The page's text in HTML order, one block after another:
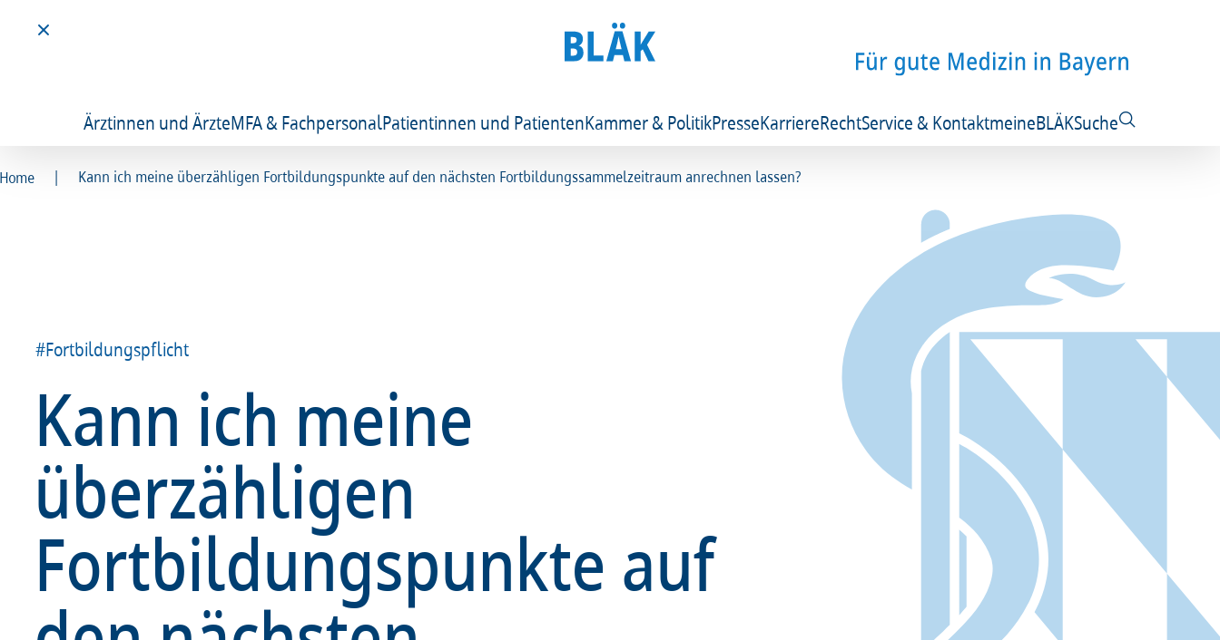
Ärztinnen und ÄrzteMFA & FachpersonalPatientinnen und PatientenKammer & PolitikPresseKarriereRechtService & KontaktmeineBLÄKSuche
Home | Kann ich meine überzähligen Fortbildungspunkte auf den nächsten Fortbildungssammelzeitraum anrechnen lassen?
#Fortbildungspflicht
Kann ich meine
überzähligen
Fortbildungspunkte auf